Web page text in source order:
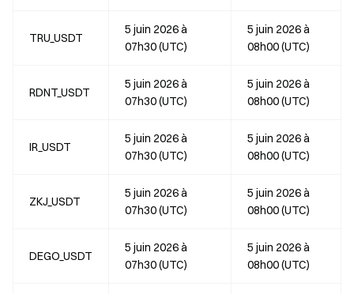
TRU_USDT
5 juin 2026 à
07h30 (UTC)
5 juin 2026 à
08h00 (UTC)
RDNT_USDT
5 juin 2026 à
07h30 (UTC)
5 juin 2026 à
08h00 (UTC)
IR_USDT
5 juin 2026 à
07h30 (UTC)
5 juin 2026 à
08h00 (UTC)
ZKJ_USDT
5 juin 2026 à
07h30 (UTC)
5 juin 2026 à
08h00 (UTC)
DEGO_USDT
5 juin 2026 à
07h30 (UTC)
5 juin 2026 à
08h00 (UTC)